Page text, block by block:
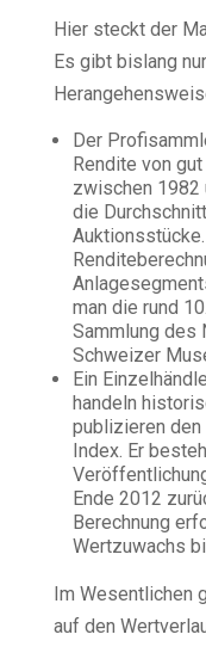
Hier steckt der
Es gibt bislang
Der
Rendite von
zwischen 1982
die
man die rund
Sammlung des
Schweizer
Ein
handeln
publizieren
Index. Er
Ende 2012
Berechnung
Wertzuwachs
Im Wesentlichen
auf den